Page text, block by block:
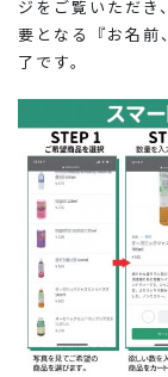
ジをご覧いただき
要となる『お名前
了です。